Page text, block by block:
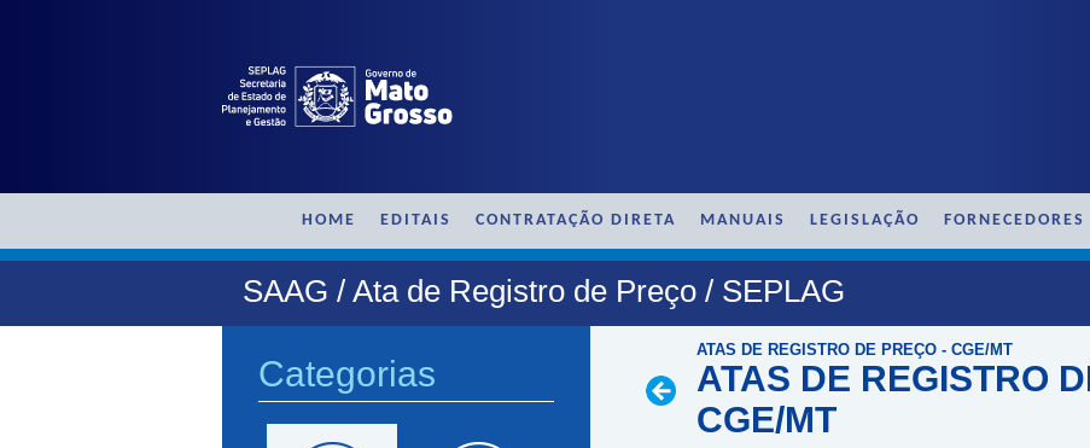
HOME EDITAIS CONTRATAÇÃO DIRETA MANUAIS LEGISLAÇÃO FORNECEDORES
SAAG / Ata de Registro de Preço / SEPLAG
Categorias
ATAS DE REGISTRO DE PREÇO - CGE/MT
ATAS DE REGISTRO
CGE/MT